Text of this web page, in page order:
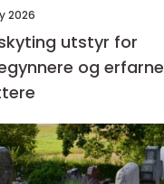
2026
utstyr for
og erfarne